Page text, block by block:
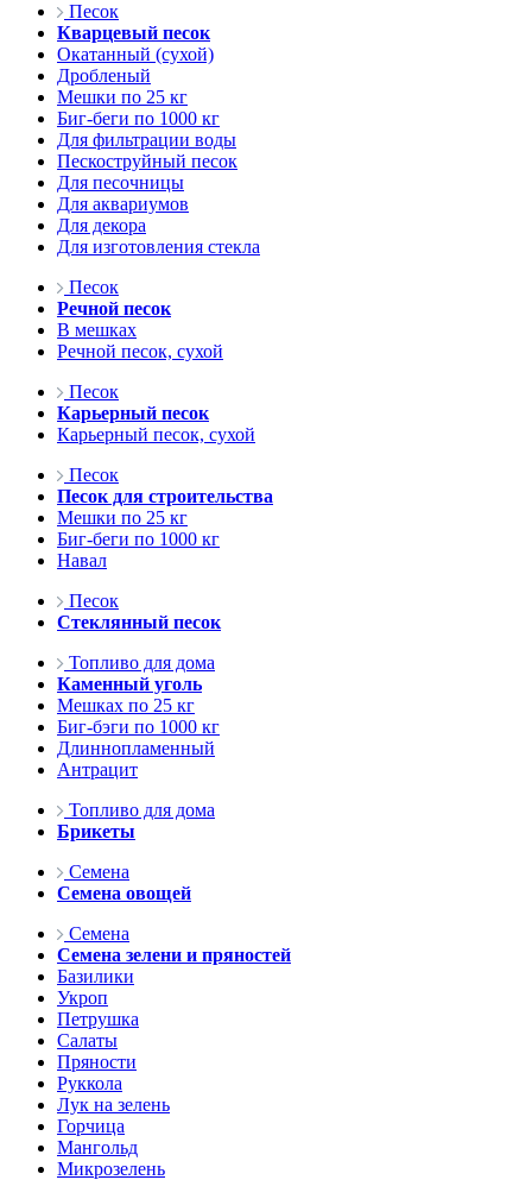
Песок
Кварцевый песок
Окатанный (сухой)
Дробленый
Мешки по 25 кг
Биг-беги по 1000 кг
Для фильтрации воды
Пескоструйный песок
Для песочницы
Для аквариумов
Для декора
Для изготовления стекла
Песок
Речной песок
В мешках
Речной песок, сухой
Песок
Карьерный песок
Карьерный песок, сухой
Песок
Песок для строительства
Мешки по 25 кг
Биг-беги по 1000 кг
Навал
Песок
Стеклянный песок
Топливо для дома
Каменный уголь
Мешках по 25 кг
Биг-бэги по 1000 кг
Длиннопламенный
Антрацит
Топливо для дома
Брикеты
Семена
Семена овощей
Семена
Семена зелени и пряностей
Базилики
Укроп
Петрушка
Салаты
Пряности
Руккола
Лук на зелень
Горчица
Мангольд
Микрозелень